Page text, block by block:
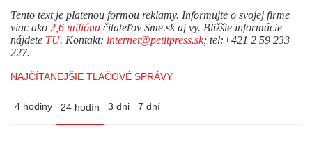
Tento text je platenou formou reklamy. Informujte o svojej firme
viac ako 2,6 milióna čitateľov Sme.sk aj vy. Bližšie informácie
nájdete TU. Kontakt: internet@petitpress.sk; tel:+421 2 59 233
227.
NAJČÍTANEJŠIE TLAČOVÉ SPRÁVY
4 hodiny 24 hodín 3 dni 7 dní